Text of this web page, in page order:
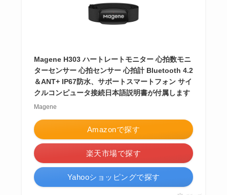
Magene H303 ハートレートモニター 心拍数モニ
ターセンサー 心拍センサー 心拍計 Bluetooth 4.2
＆ANT+ IP67防水、サポートスマートフォン サイ
クルコンピュータ接続日本語説明書が付属します
Magene
Amazonで探す
楽天市場で探す
Yahooショッピングで探す